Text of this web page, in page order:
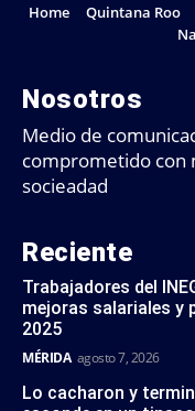
Home Quintana Roo
Nosotros
Medio de
comprometido con
socieadad
Reciente
Trabajadores del
mejoras salariales y
2025
MÉRIDA agosto 7, 2026
Lo cacharon y